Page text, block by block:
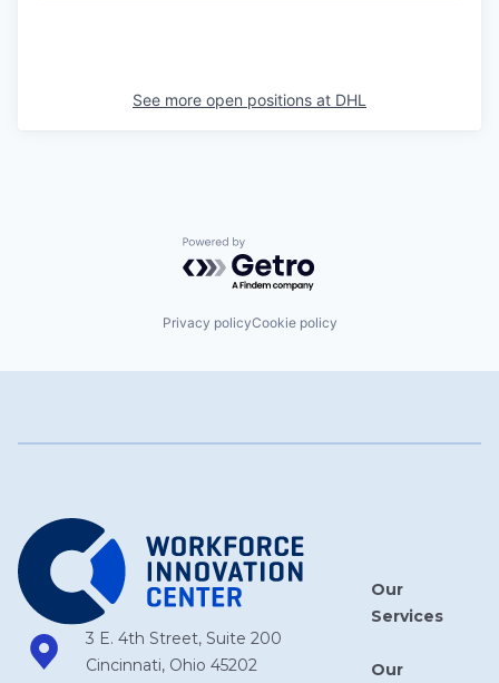
See more open positions at DHL
Powered by Getro.com
Privacy policyCookie policy
3 E. 4th Street, Suite 200
Cincinnati, Ohio 45202
Our
Services
Our